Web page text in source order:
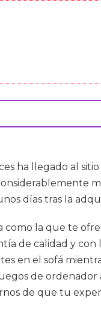
ha llegado al
días tras la
la que te
de calidad y
en el sofá
de ordenador
de que tu